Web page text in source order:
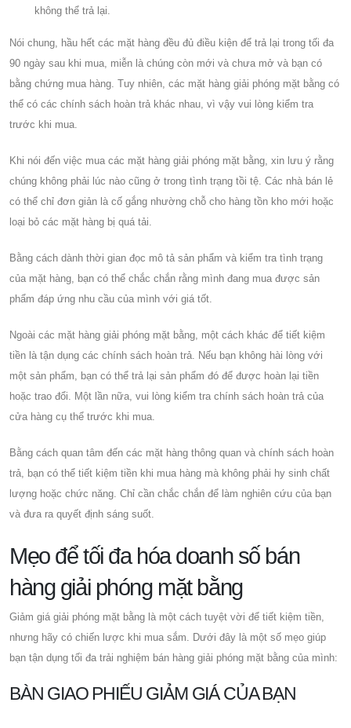
không thể trả lại.
Nói chung, hầu hết các mặt hàng đều đủ điều kiện để trả lại trong tối đa
90 ngày sau khi mua, miễn là chúng còn mới và chưa mở và bạn có
bằng chứng mua hàng. Tuy nhiên, các mặt hàng giải phóng mặt bằng có
thể có các chính sách hoàn trả khác nhau, vì vậy vui lòng kiểm tra
trước khi mua.
Khi nói đến việc mua các mặt hàng giải phóng mặt bằng, xin lưu ý rằng
chúng không phải lúc nào cũng ở trong tình trạng tồi tệ. Các nhà bán lẻ
có thể chỉ đơn giản là cố gắng nhường chỗ cho hàng tồn kho mới hoặc
loại bỏ các mặt hàng bị quá tải.
Bằng cách dành thời gian đọc mô tả sản phẩm và kiểm tra tình trạng
của mặt hàng, bạn có thể chắc chắn rằng mình đang mua được sản
phẩm đáp ứng nhu cầu của mình với giá tốt.
Ngoài các mặt hàng giải phóng mặt bằng, một cách khác để tiết kiệm
tiền là tận dụng các chính sách hoàn trả. Nếu bạn không hài lòng với
một sản phẩm, bạn có thể trả lại sản phẩm đó để được hoàn lại tiền
hoặc trao đổi. Một lần nữa, vui lòng kiểm tra chính sách hoàn trả của
cửa hàng cụ thể trước khi mua.
Bằng cách quan tâm đến các mặt hàng thông quan và chính sách hoàn
trả, bạn có thể tiết kiệm tiền khi mua hàng mà không phải hy sinh chất
lượng hoặc chức năng. Chỉ cần chắc chắn để làm nghiên cứu của bạn
và đưa ra quyết định sáng suốt.
Mẹo để tối đa hóa doanh số bán
hàng giải phóng mặt bằng
Giảm giá giải phóng mặt bằng là một cách tuyệt vời để tiết kiệm tiền,
nhưng hãy có chiến lược khi mua sắm. Dưới đây là một số mẹo giúp
bạn tận dụng tối đa trải nghiệm bán hàng giải phóng mặt bằng của mình:
BÀN GIAO PHIẾU GIẢM GIÁ CỦA BẠN